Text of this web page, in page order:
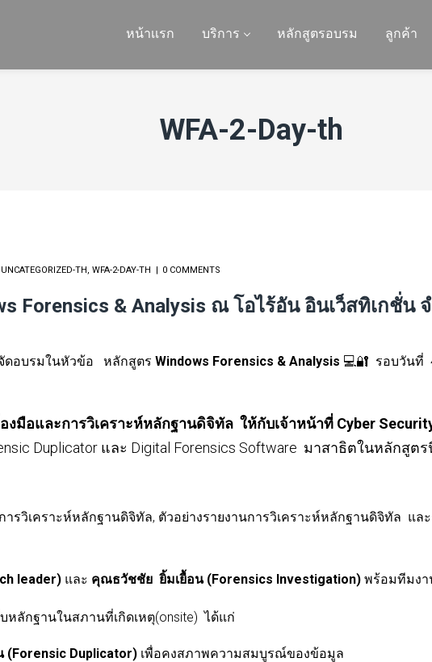
หน้าเเรก บริการ หลักสูตรอบรม ลูกค้า
WFA-2-Day-th
UNCATEGORIZED-TH, WFA-2-DAY-TH 0 COMMENTS
Forensics & Analysis ณ โอไร้อัน อินเว็สทิเกชั่น
ดอบรมในหัวข้อ หลักสูตร Windows Forensics & Analysis 💻🔐 รอบวันที่
งมือและการวิเคราะห์หลักฐานดิจิทัล ให้กับเจ้าหน้าที่ Cyber
Duplicator และ Digital Forensics Software มาสาธิตในหลักสูตร
ารวิเคราะห์หลักฐานดิจิทัล, ตัวอย่างรายงานการวิเคราะห์หลักฐานดิจิทัล แ
leader) และ คุณธวัชชัย ยิ้มเยื้อน (Forensics Investigation) พร้อมทีมงา
หลักฐานในสภานที่เกิดเหตุ(onsite)ได้แก่
(Forensic Duplicator) เพื่อคงสภาพความสมบูรณ์ของข้อมูล